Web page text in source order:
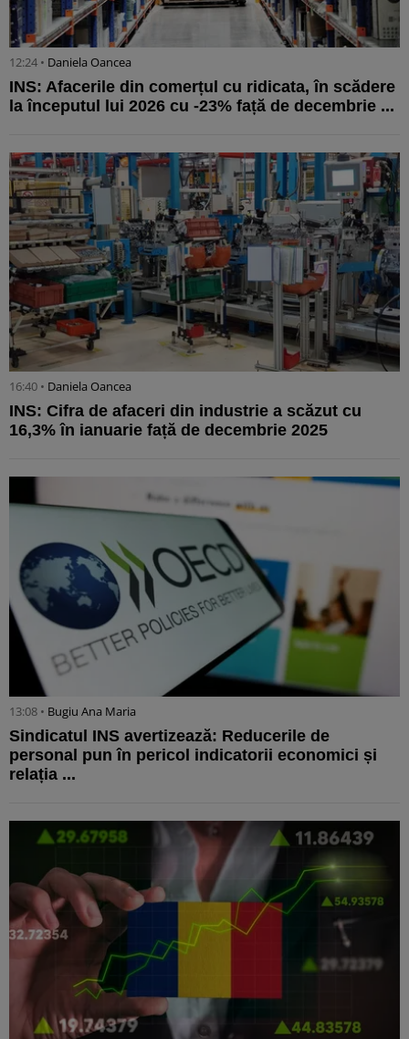
12:24 • Daniela Oancea
INS: Afacerile din comerțul cu ridicata, în scădere
la începutul lui 2026 cu -23% față de decembrie ...
16:40 • Daniela Oancea
INS: Cifra de afaceri din industrie a scăzut cu
16,3% în ianuarie față de decembrie 2025
13:08 • Bugiu ⁠Ana Maria
Sindicatul INS avertizează: Reducerile de
personal pun în pericol indicatorii economici și
relația ...